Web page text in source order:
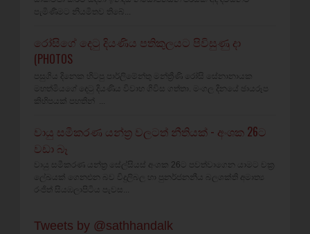
පැමිණීමට නියමිතව තිබේ...
රෝසිගේ දෙටු දියණිය පතිකුලයට පිවිසුණු දා
(PHOTOS
පසුගිය දිනෙක හිටපු පාර්ලිමේන්තු මන්ත්‍රීණි රෝසි සේනානායක
මහත්මියගේ දෙටු දියණිය විවාහ ගිවිස ගත්තා. මංගල දිනයේ ඡායරූප
කිහිපයක් පහතින් ...
වායු සමීකරණ යන්ත්‍ර වලටත් නීතියක් - අංශක 26ට
වඩා බෑ
වායු සමීකරණ යන්ත්‍ර සේල්සියස් අංශක 26ට පවත්වාගෙන යාමට චක්‍ර
ලේඛයක් ගෙනඑන බව විදුලිබල හා පුනර්ජනනීය බලශක්ති අමාත්‍ය
රංජිත් සියඹලාපිටිය පැවස...
Tweets by @sathhandalk